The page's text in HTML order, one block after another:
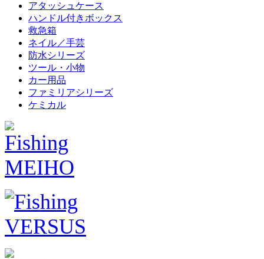
アタッシュケース
ハンドル付きボックス
救急箱
ネイル／手芸
防水シリーズ
ツール・小物
カー用品
ファミリアシリーズ
ケミカル